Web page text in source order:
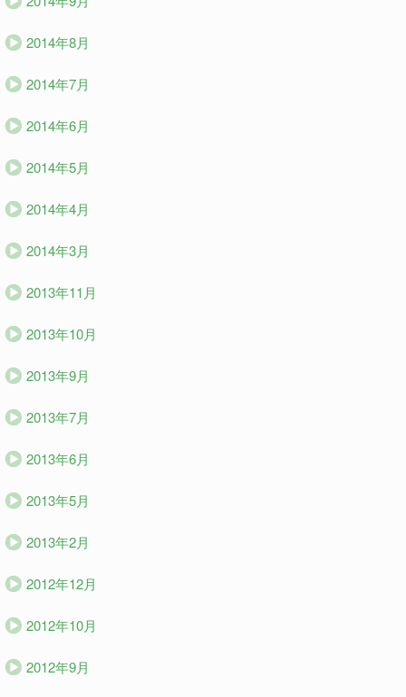
2014年8月
2014年7月
2014年6月
2014年5月
2014年4月
2014年3月
2013年11月
2013年10月
2013年9月
2013年7月
2013年6月
2013年5月
2013年2月
2012年12月
2012年10月
2012年9月